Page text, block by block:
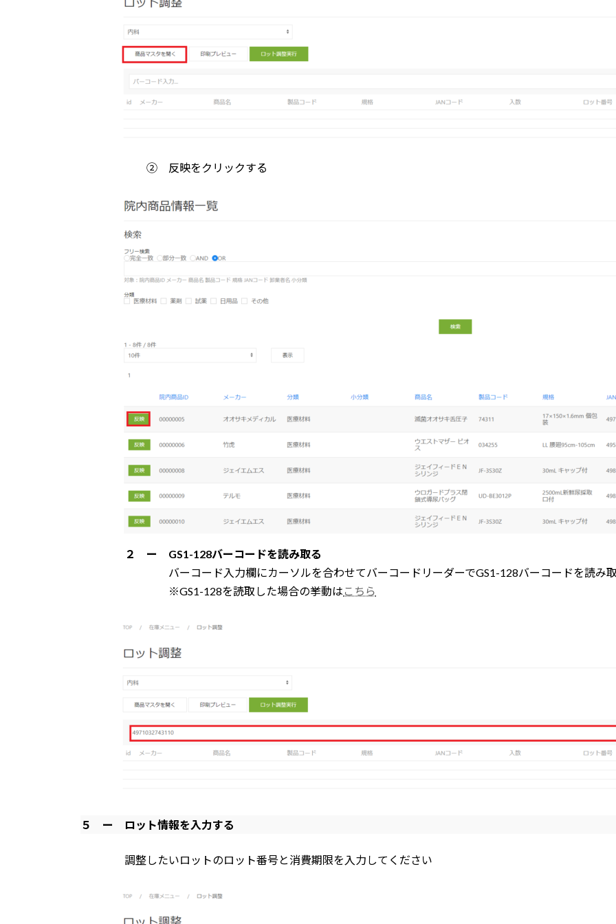
② 反映をクリックする
２ ー GS1-128バーコードを読み取る
バーコード入力欄にカーソルを合わせてバーコードリーダーでGS1-128バーコードを読み
※GS1-128を読取した場合の挙動は こちら
５ ー ロット情報を入力する
調整したいロットのロット番号と消費期限を入力してください